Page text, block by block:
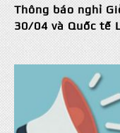
Thông báo nghỉ
30/04 và Quốc tế